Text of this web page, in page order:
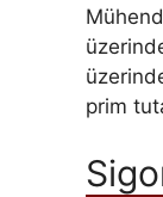
prim